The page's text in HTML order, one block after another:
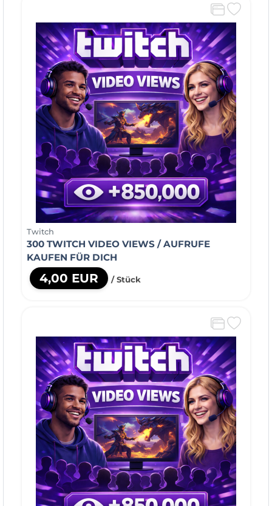
Twitch
300 TWITCH VIDEO VIEWS / AUFRUFE
KAUFEN FÜR DICH
4,00 EUR / Stück